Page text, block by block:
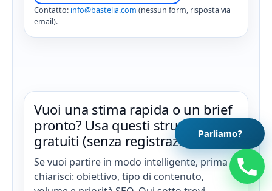
Contatto: info@bastelia.com (nessun form, risposta via
email).
Vuoi una stima rapida o un brief
pronto? Usa questi strumenti
gratuiti (senza registrazione).
Se vuoi partire in modo intelligente, prima
chiarisci: obiettivo, tipo di contenuto,
Parliamo?